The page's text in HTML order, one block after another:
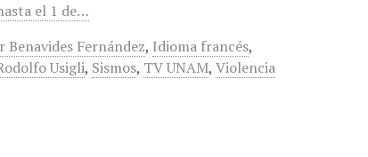
el 1 de…
Benavides Fernández, Idioma francés,
Usigli, Sismos, TV UNAM,Violencia